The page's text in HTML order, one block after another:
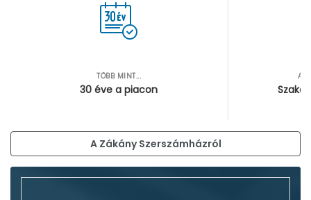
TÖBB MINT...
30 éve a piacon
A Zákány Szerszámházról